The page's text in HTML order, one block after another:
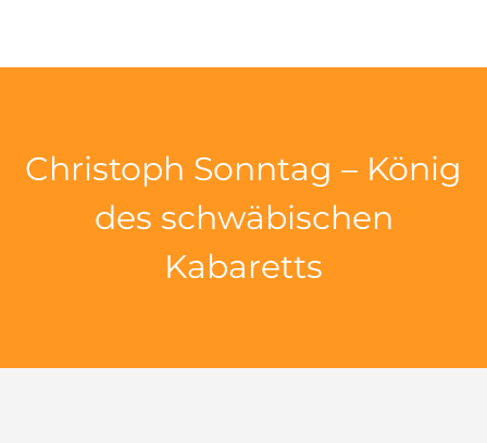
Christoph Sonntag – König
des schwäbischen
Kabaretts